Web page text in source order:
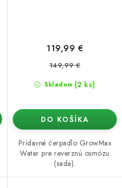
Skladom (2 ks)
119,99 €
149,99 €
DO KOŠÍKA
Prídavné čerpadlo GrowMax
Water pre reverznú osmózu
(sada).